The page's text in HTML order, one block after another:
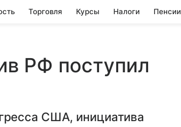
Торговля Курсы Налоги Пенсии
РФ поступил
США, инициатива